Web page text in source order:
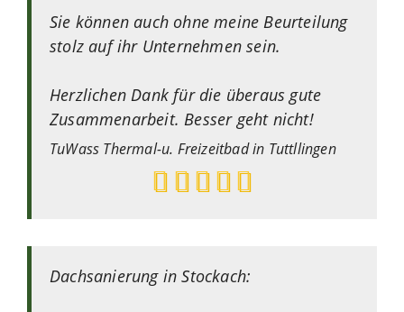
Sie können auch ohne meine Beurteilung
stolz auf ihr Unternehmen sein.
Herzlichen Dank für die überaus gute
Zusammenarbeit. Besser geht nicht!
TuWass Thermal-u. Freizeitbad in Tuttllingen
Dachsanierung in Stockach: